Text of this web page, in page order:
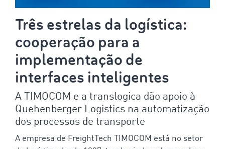
Três estrelas da logística:
cooperação para a
implementação de
interfaces inteligentes
A TIMOCOM e a translogica dão apoio à
Quehenberger Logistics na automatização
dos processos de transporte
A empresa de FreightTech TIMOCOM está no setor